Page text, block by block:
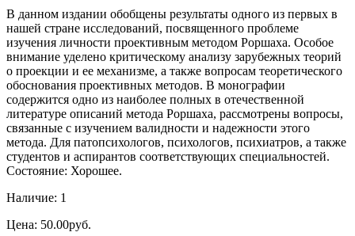
В данном издании обобщены результаты одного из первых в
нашей стране исследований, посвященного проблеме
изучения личности проективным методом Роршаха. Особое
внимание уделено критическому анализу зарубежных теорий
о проекции и ее механизме, а также вопросам теоретического
обоснования проективных методов. В монографии
содержится одно из наиболее полных в отечественной
литературе описаний метода Роршаха, рассмотрены вопросы,
связанные с изучением валидности и надежности этого
метода. Для патопсихологов, психологов, психиатров, а также
студентов и аспирантов соответствующих специальностей.
Состояние: Хорошее.
Наличие: 1
Цена: 50.00руб.